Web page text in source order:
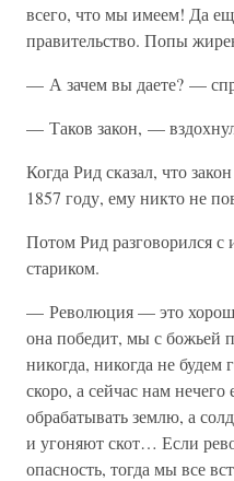
всего, что мы имеем! Да
правительство. Попы
— А зачем вы даете? —
— Таков закон, —
Когда Рид сказал, что
1857 году, ему никто не
Потом Рид разговорился
стариком.
— Революция — это
она победит, мы с божьей
никогда, никогда не будем
скоро, а сейчас нам
обрабатывать землю, а
и угоняют скот… Если
опасность, тогда мы все